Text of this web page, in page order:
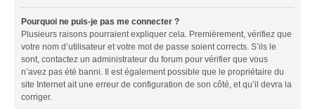
Pourquoi ne puis-je pas me connecter ?
Plusieurs raisons pourraient expliquer cela. Premièrement, vérifiez que
votre nom d’utilisateur et votre mot de passe soient corrects. S’ils le
sont, contactez un administrateur du forum pour vérifier que vous
n’avez pas été banni. Il est également possible que le propriétaire du
site Internet ait une erreur de configuration de son côté, et qu’il devra la
corriger.